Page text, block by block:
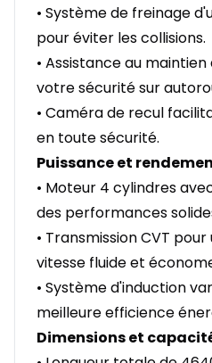
• Système de freinage
pour éviter les collisions.
• Assistance au
votre sécurité sur
• Caméra de recul
en toute sécurité.
Puissance et
• Moteur 4 cylindres
des performances
• Transmission CVT
vitesse fluide et
• Système d'induction
meilleure efficience
Dimensions et